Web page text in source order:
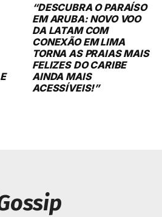
“DESCUBRA O PARAÍSO
EM ARUBA: NOVO VOO
DA LATAM COM
CONEXÃO EM LIMA
TORNA AS PRAIAS MAIS
FELIZES DO CARIBE
AINDA MAIS
ACESSÍVEIS!”